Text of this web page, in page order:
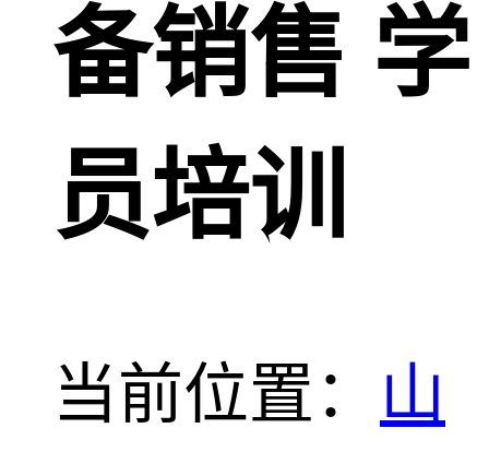
备销售 学
员培训
当前位置： 山